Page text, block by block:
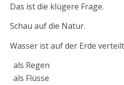
Das ist die klügere Frage.
Schau auf die Natur.
Wasser ist auf der Erde
als Regen
als Flüsse